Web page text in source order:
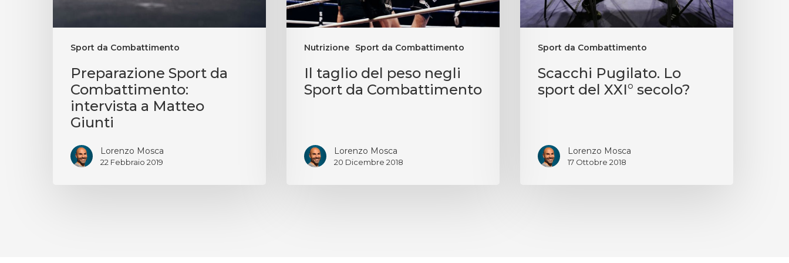
Sport da Combattimento
Preparazione Sport da
Combattimento:
intervista a Matteo
Giunti
Lorenzo Mosca
22 Febbraio 2019
Nutrizione Sport da Combattimento
Il taglio del peso negli
Sport da Combattimento
Lorenzo Mosca
20 Dicembre 2018
Sport da Combattimento
Scacchi Pugilato. Lo
sport del XXI° secolo?
Lorenzo Mosca
17 Ottobre 2018